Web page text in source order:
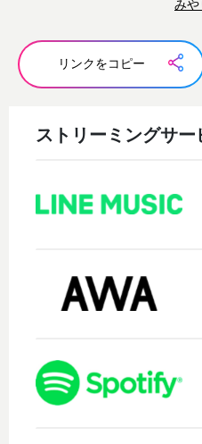
み
リンクをコピー
ストリーミングサー